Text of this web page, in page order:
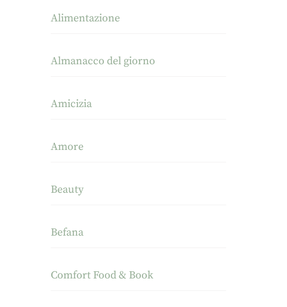
Alimentazione
Almanacco del giorno
Amicizia
Amore
Beauty
Befana
Comfort Food & Book